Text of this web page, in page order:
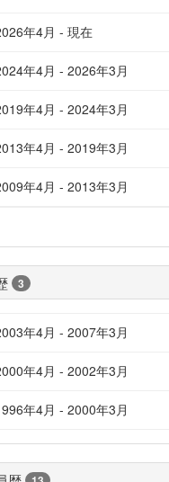
年4月 - 現在
年4月 - 2026年3月
年4月 - 2024年3月
年4月 - 2019年3月
年4月 - 2013年3月
3
年4月 - 2007年3月
年4月 - 2002年3月
年4月 - 2000年3月